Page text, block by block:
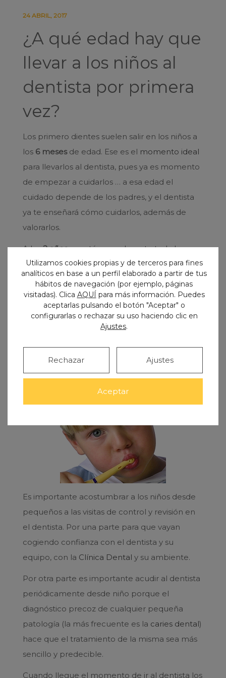
24 ABRIL, 2017
¿A qué edad hay que
llevar a los niños al
dentista por primera
vez?
Los primero dientes suelen salir en los niños a
los 6 mesesde edad. Ese es el momento ideal
para llevarlos al dentista, pues ya es momento
de empezar a cuidarlos … a esa edad el
cuidado depende de los padres, y el dentista
ya te enseñará cómo cuidarlos, además de
valorarlos.
A los2 añosya está normalmente toda la
dentición temporal completa, y hay que
revisarlos periódicamente para valorar que no
sufren caries, ver cómo van saliendo y detectar
cualquier posible problema. Es importante
estas revisiones, ya queuno de cada cuatro
Es importante acostumbrar a los niños desde
pequeños a las visitas de control y revisión en
el dentista. Por una parte para que vayan
cogiendo confianza con el dentista y su
equipo, con la Clínica Dental y su ambiente.
Por otra parte es importante acudir al dentista
periódicamente desde niño porque el
diagnóstico precoz de cualquier pequeña
patología (la más frecuente es la caries dental)
hace que el tratamiento de la misma sea más
sencillo y predecible.
Cuando llegue el momento de ir al dentista los
Utilizamos cookies propias y de terceros para fines
analíticos en base a un perfil elaborado a partir de tus
hábitos de navegación (por ejemplo, páginas
visitadas). Clica AQUÍ para más información. Puedes
aceptarlas pulsando el botón "Aceptar" o
configurarlas o rechazar su uso haciendo clic en
Ajustes.
Aceptar
Rechazar Ajustes